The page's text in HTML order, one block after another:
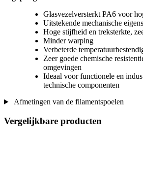
Glasvezelversterkt PA6 voor
Uitstekende mechanische
Hoge stijfheid en treksterkte,
Minder warping
Verbeterde
Zeer goede chemische
omgevingen
Ideaal voor functionele en
technische componenten
Afmetingen van de filamentspoelen
Vergelijkbare producten